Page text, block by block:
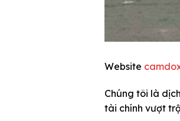
Website
Chúng tôi là
tài chính vượt